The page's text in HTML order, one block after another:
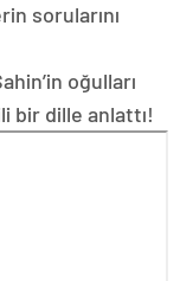
sorularını
oğulları
bir dille anlattı!